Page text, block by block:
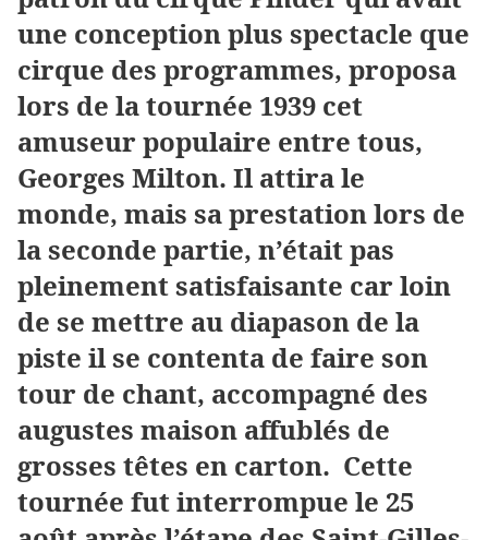
une conception plus spectacle que
cirque des programmes, proposa
lors de la tournée 1939 cet
amuseur populaire entre tous,
Georges Milton. Il attira le
monde, mais sa prestation lors de
la seconde partie, n’était pas
pleinement satisfaisante car loin
de se mettre au diapason de la
piste il se contenta de faire son
tour de chant, accompagné des
augustes maison affublés de
grosses têtes en carton. Cette
tournée fut interrompue le 25